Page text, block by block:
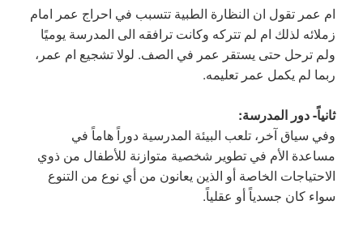
ام عمر تقول ان النظارة الطبية تتسبب في احراج عمر امام
زملائه لذلك ام لم تتركه وكانت ترافقه الى المدرسة يوميًا
ولم ترحل حتى يستقر عمر في الصف. لولا تشجيع ام عمر،
ربما لم يكمل عمر تعليمه.
ثانياً- دور المدرسة:
وفي سياق آخر، تلعب البيئة المدرسية دوراً هاماً في
مساعدة الأم في تطوير شخصية متوازنة للأطفال من ذوي
الاحتياجات الخاصة أو الذين يعانون من أي نوع من التنوع
سواء كان جسدياً أو عقلياً.